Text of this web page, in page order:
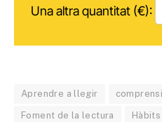
Una altra quantitat (€):
Aprendre a llegir
Foment de la lectura